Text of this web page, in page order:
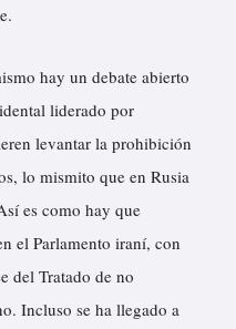
hay un debate abierto
liderado por
levantar la prohibición
lo mismito que en Rusia
es como hay que
el Parlamento iraní, con
del Tratado de no
Incluso se ha llegado a